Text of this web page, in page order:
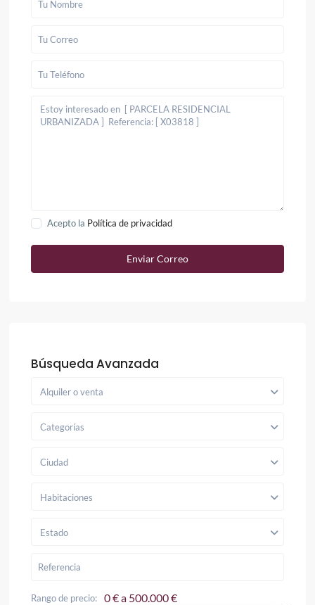
Acepto la Política de privacidad
Búsqueda Avanzada
Alquiler o venta
Categorías
Ciudad
Habitaciones
Estado
Rango de precio: 0 € a 500.000 €